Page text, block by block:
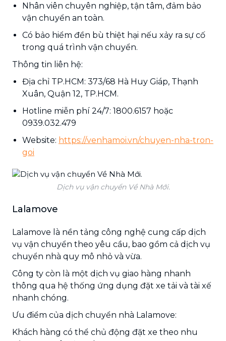
Nhân viên chuyên nghiệp, tận tâm, đảm bảo
vận chuyển an toàn.
Có bảo hiểm đền bù thiệt hại nếu xảy ra sự cố
trong quá trình vận chuyển.
Thông tin liên hệ:
Địa chỉ TP.HCM: 373/68 Hà Huy Giáp, Thạnh
Xuân, Quận 12, TP.HCM.
Hotline miễn phí 24/7: 1800.6157 hoặc
0939.032.479
Website: https://venhamoi.vn/chuyen-nha-tron-
goi
Dịch vụ vận chuyển Về Nhà Mới.
Lalamove
Lalamove là nền tảng công nghệ cung cấp dịch
vụ vận chuyển theo yêu cầu, bao gồm cả dịch vụ
chuyển nhà quy mô nhỏ và vừa.
Công ty còn là một dịch vụ giao hàng nhanh
thông qua hệ thống ứng dụng đặt xe tải và tài xế
nhanh chóng.
Ưu điểm của dịch chuyển nhà Lalamove:
Khách hàng có thể chủ động đặt xe theo nhu